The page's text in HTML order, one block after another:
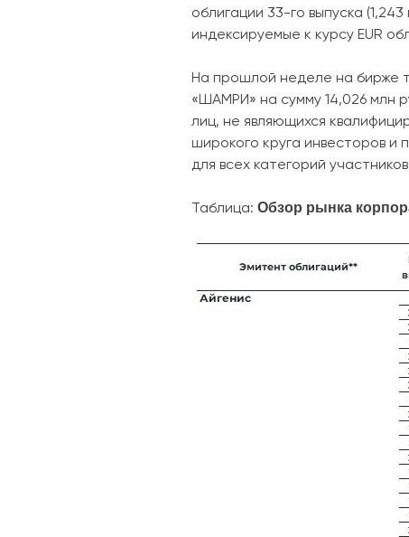
облигации 33-го выпуска
индексируемые к курсу EUR
На прошлой неделе на бирже
«ШАМРИ» на сумму 14,026 млн
лиц, не являющихся
широкого круга инвесторов и
для всех категорий
Таблица: Обзор рынка